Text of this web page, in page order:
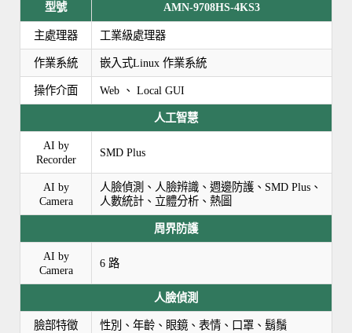
型號 AMN-9708HS-4KS3
主處理器 工業級處理器
作業系統 嵌入式Linux 作業系統
操作介面 Web 、 Local GUI
人工智慧
AI by
Recorder
SMD Plus
AI by
Camera
人臉偵測、人臉辨識、週邊防護、SMD Plus、
人數統計、立體分析、熱圖
周界防護
AI by
Camera
6 路
人臉偵測
臉部特徵 性別、年齡、眼鏡、表情、口罩、鬍鬚